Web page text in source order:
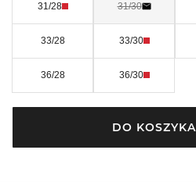
31/28 31/30
33/28 33/30
36/28 36/30
DO KOSZYKA